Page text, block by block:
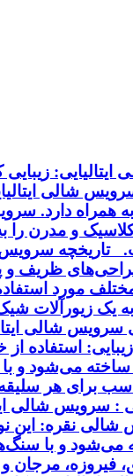
شالی
دارد.
و مدرن را
تاریخچه
ظریف و
مختلف مورد
یک زیورآلات
سرویس شالی
استفاده
می‌شود و
برای هر
شالی
آبکاری می‌شود. سرویس شالی طلا: این
فیروزه،